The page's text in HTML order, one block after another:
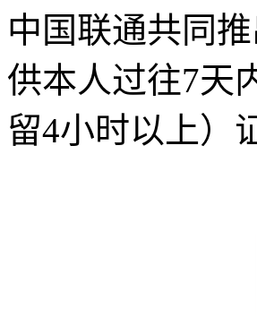
中国联通共同
供本人过往7天
留4小时以上）